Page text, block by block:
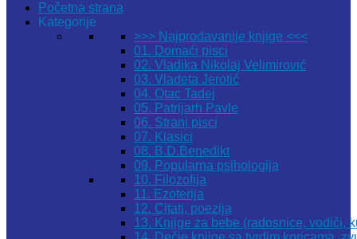
Početna strana
Kategorije
>>> Najprodavanije knjige <<<
01. Domaći pisci
02. Vladika Nikolaj Velimirović
03. Vladeta Jerotić
04. Otac Tadej
05. Patrijarh Pavle
06. Strani pisci
07. Klasici
08. B.D.Benedikt
09. Popularna psihologija
10. Filozofija
11. Ezoterija
12. Citati, poezija
13. Knjige za bebe (radosnice, vodiči,